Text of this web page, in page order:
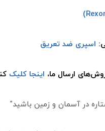
اسپری ضد تعریق
ارسال ما، اینجا کلیک
در آسمان و زمین باشید"